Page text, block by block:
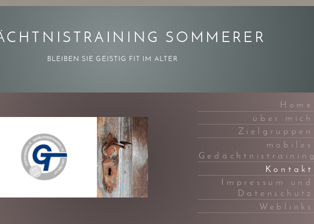
SOMMERER
BLEIBEN SIE GEISTIG FIT IM ALTER
Home
über mich
Zielgruppen
mobiles
Gedächtnistraining
Kontakt
Impressum und
Datenschutz
Weblinks